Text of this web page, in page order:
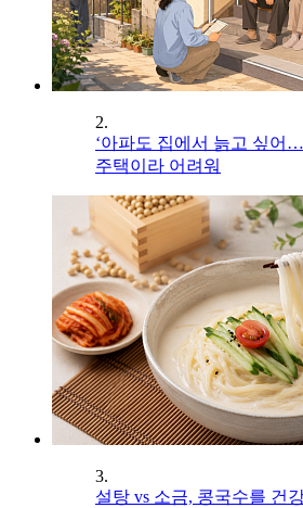
2.
‘아파도 집에서 늙고 싶어
주택이라 어려워
3.
설탕 vs 소금, 콩국수를 건